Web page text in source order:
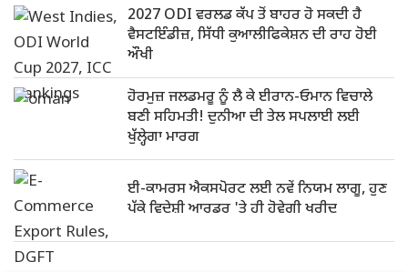
2027 ODI ਵਰਲਡ ਕੱਪ ਤੋਂ ਬਾਹਰ ਹੋ ਸਕਦੀ ਹੈ
ਵੈਸਟਇੰਡੀਜ਼, ਸਿੱਧੀ ਕੁਆਲੀਫਿਕੇਸ਼ਨ ਦੀ ਰਾਹ ਹੋਈ
ਔਖੀ
ਹੋਰਮੁਜ਼ ਜਲਡਮਰੂ ਨੂੰ ਲੈ ਕੇ ਈਰਾਨ-ਓਮਾਨ ਵਿਚਾਲੇ
ਬਣੀ ਸਹਿਮਤੀ! ਦੁਨੀਆ ਦੀ ਤੇਲ ਸਪਲਾਈ ਲਈ
ਖੁੱਲ੍ਹੇਗਾ ਮਾਰਗ
ਈ-ਕਾਮਰਸ ਐਕਸਪੋਰਟ ਲਈ ਨਵੇਂ ਨਿਯਮ ਲਾਗੂ, ਹੁਣ
ਪੱਕੇ ਵਿਦੇਸ਼ੀ ਆਰਡਰ 'ਤੇ ਹੀ ਹੋਵੇਗੀ ਖਰੀਦ